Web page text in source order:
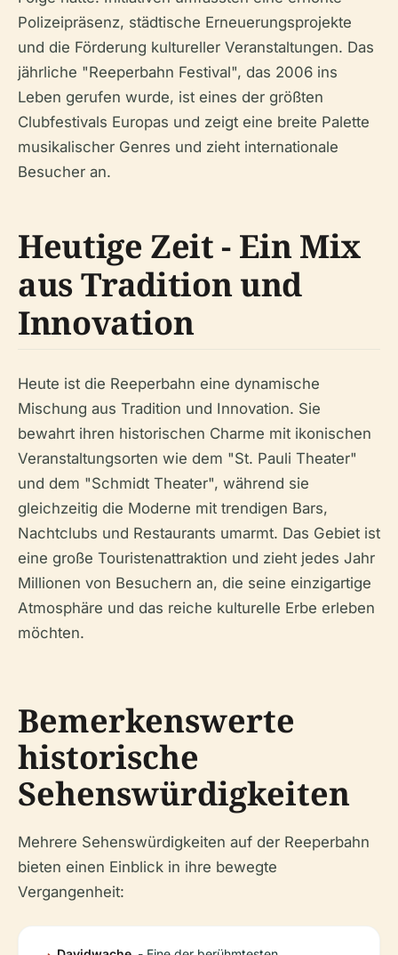
Polizeipräsenz, städtische Erneuerungsprojekte
und die Förderung kultureller Veranstaltungen. Das
jährliche "Reeperbahn Festival", das 2006 ins
Leben gerufen wurde, ist eines der größten
Clubfestivals Europas und zeigt eine breite Palette
musikalischer Genres und zieht internationale
Besucher an.
Heutige Zeit - Ein Mix
aus Tradition und
Innovation
Heute ist die Reeperbahn eine dynamische
Mischung aus Tradition und Innovation. Sie
bewahrt ihren historischen Charme mit ikonischen
Veranstaltungsorten wie dem "St. Pauli Theater"
und dem "Schmidt Theater", während sie
gleichzeitig die Moderne mit trendigen Bars,
Nachtclubs und Restaurants umarmt. Das Gebiet ist
eine große Touristenattraktion und zieht jedes Jahr
Millionen von Besuchern an, die seine einzigartige
Atmosphäre und das reiche kulturelle Erbe erleben
möchten.
Bemerkenswerte
historische
Sehenswürdigkeiten
Mehrere Sehenswürdigkeiten auf der Reeperbahn
bieten einen Einblick in ihre bewegte
Vergangenheit: